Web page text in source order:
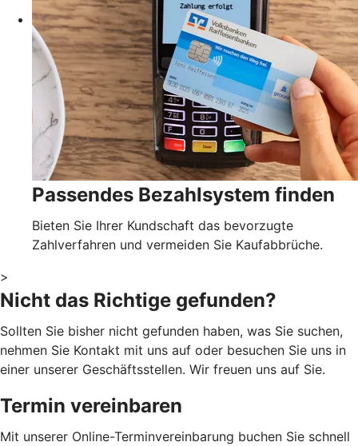
Passendes Bezahlsystem finden
Bieten Sie Ihrer Kundschaft das bevorzugte
Zahlverfahren und vermeiden Sie Kaufabbrüche.
>
Nicht das Richtige gefunden?
Sollten Sie bisher nicht gefunden haben, was Sie suchen,
nehmen Sie Kontakt mit uns auf oder besuchen Sie uns in
einer unserer Geschäftsstellen. Wir freuen uns auf Sie.
Termin vereinbaren
Mit unserer Online-Terminvereinbarung buchen Sie schnell